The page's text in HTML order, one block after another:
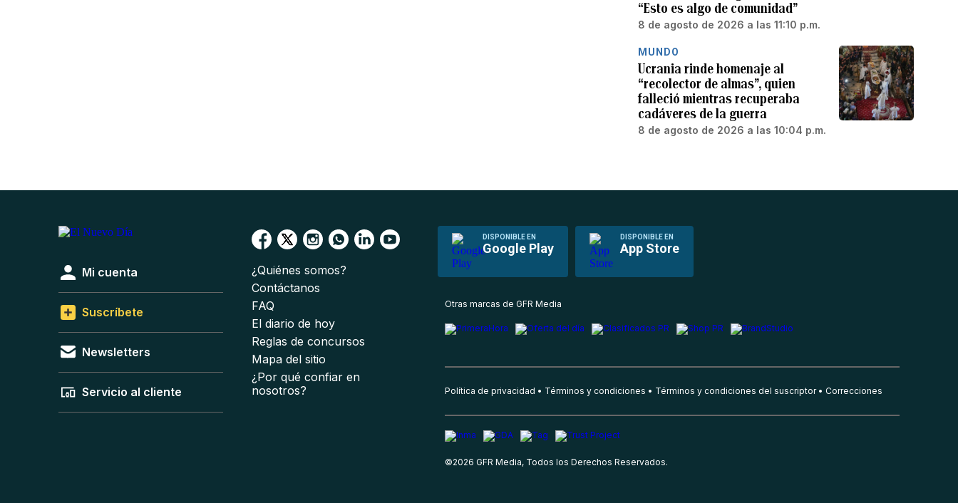
“Esto es algo de comunidad”
8 de agosto de 2026 a las 11:10 p.m.
MUNDO
Ucrania rinde homenaje al
“recolector de almas”, quien
falleció mientras recuperaba
cadáveres de la guerra
8 de agosto de 2026 a las 10:04 p.m.
DISPONIBLE EN
Google Play
DISPONIBLE EN
App Store
Mi cuenta
Suscríbete
Newsletters
Servicio al cliente
¿Quiénes somos?
Contáctanos
FAQ
El diario de hoy
Reglas de concursos
Mapa del sitio
¿Por qué confiar en
nosotros?
Otras marcas de GFR Media
Política de privacidad Términos y condiciones Términos y condiciones del suscriptor Correcciones
©2026 GFR Media, Todos los Derechos Reservados.